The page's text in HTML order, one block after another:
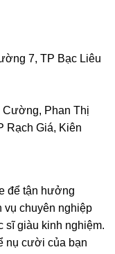
7, TP Bạc Liêu
Cường, Phan Thị
Rạch Giá, Kiên
để tận hưởng
vụ chuyên nghiệp
sĩ giàu kinh nghiệm.
nụ cười của bạn